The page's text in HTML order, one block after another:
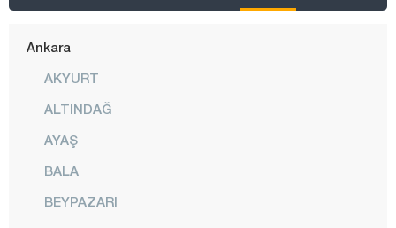
İstanbul
Ankara
AKYURT
ALTINDAĞ
AYAŞ
BALA
BEYPAZARI